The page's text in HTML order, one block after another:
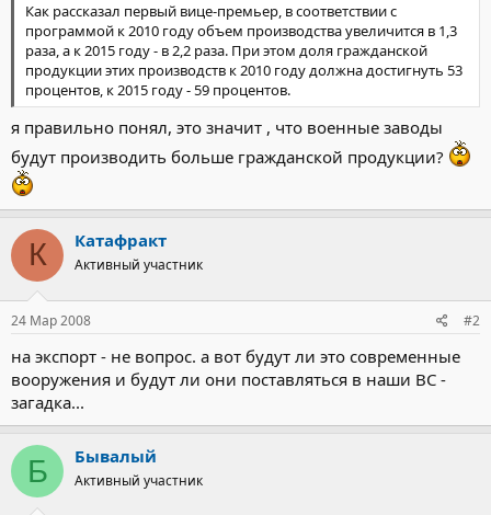
Как рассказал первый вице-премьер, в соответствии с
программой к 2010 году объем производства увеличится в 1,3
раза, а к 2015 году - в 2,2 раза. При этом доля гражданской
продукции этих производств к 2010 году должна достигнуть 53
процентов, к 2015 году - 59 процентов.
я правильно понял, это значит , что военные заводы
будут производить больше гражданской продукции?
К Катафракт
Активный участник
24 Мар 2008 #2
на экспорт - не вопрос. а вот будут ли это современные
вооружения и будут ли они поставляться в наши ВС -
загадка...
Б Бывалый
Активный участник